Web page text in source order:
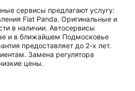
сервисы предлагают услугу:
Fiat Panda. Оригинальные и
в наличии. Автосервисы
и в ближайшем Подмосковье
предоставляет до 2-х лет.
Замена регулятора
цены.